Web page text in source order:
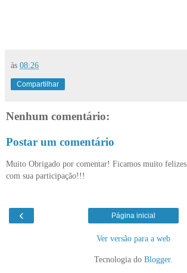
às 08:26
Compartilhar
Nenhum comentário:
Postar um comentário
Muito Obrigado por comentar! Ficamos muito felizes
com sua participação!!!
‹ Página inicial
Ver versão para a web
Tecnologia do Blogger.